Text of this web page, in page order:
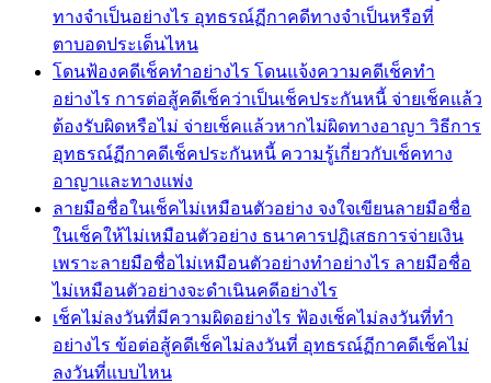
ทางจำเป็นอย่างไร อุทธรณ์ฏีกาคดีทางจำเป็นหรือที่
ตาบอดประเด็นไหน
โดนฟ้องคดีเช็คทำอย่างไร โดนแจ้งความคดีเช็คทำ
อย่างไร การต่อสู้คดีเช็คว่าเป็นเช็คประกันหนี้ จ่ายเช็คแล้ว
ต้องรับผิดหรือไม่ จ่ายเช็คแล้วหากไม่ผิดทางอาญา วิธีการ
อุทธรณ์ฏีกาคดีเช็คประกันหนี้ ความรู้เกี่ยวกับเช็คทาง
อาญาและทางแพ่ง
ลายมือชื่อในเช็คไม่เหมือนตัวอย่าง จงใจเขียนลายมือชื่อ
ในเช็คให้ไม่เหมือนตัวอย่าง ธนาคารปฏิเสธการจ่ายเงิน
เพราะลายมือชื่อไม่เหมือนตัวอย่างทำอย่างไร ลายมือชื่อ
ไม่เหมือนตัวอย่างจะดำเนินคดีอย่างไร
เช็คไม่ลงวันที่มีความผิดอย่างไร ฟ้องเช็คไม่ลงวันที่ทำ
อย่างไร ข้อต่อสู้คดีเช็คไม่ลงวันที่ อุทธรณ์ฏีกาคดีเช็คไม่
ลงวันที่แบบไหน